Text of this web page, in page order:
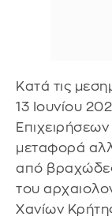
Κατά τις
13 Ιουνίου
μεταφορά
από
του
Χανίων